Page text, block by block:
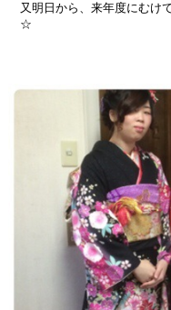
又明日から、来年度にむけ
☆